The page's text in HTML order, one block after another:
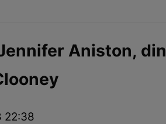
Aniston,
22:38